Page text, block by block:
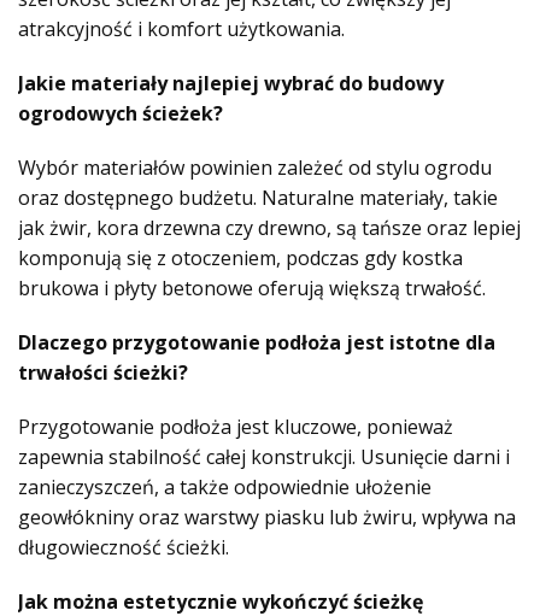
atrakcyjność i komfort użytkowania.
Jakie materiały najlepiej wybrać do budowy
ogrodowych ścieżek?
Wybór materiałów powinien zależeć od stylu ogrodu
oraz dostępnego budżetu. Naturalne materiały, takie
jak żwir, kora drzewna czy drewno, są tańsze oraz lepiej
komponują się z otoczeniem, podczas gdy kostka
brukowa i płyty betonowe oferują większą trwałość.
Dlaczego przygotowanie podłoża jest istotne dla
trwałości ścieżki?
Przygotowanie podłoża jest kluczowe, ponieważ
zapewnia stabilność całej konstrukcji. Usunięcie darni i
zanieczyszczeń, a także odpowiednie ułożenie
geowłókniny oraz warstwy piasku lub żwiru, wpływa na
długowieczność ścieżki.
Jak można estetycznie wykończyć ścieżkę